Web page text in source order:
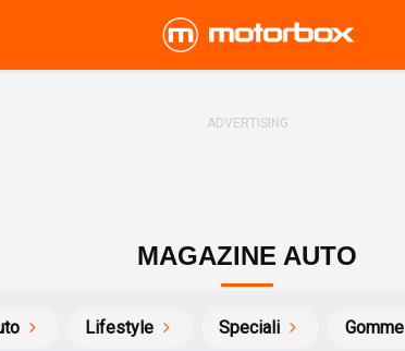
MAGAZINE AUTO
Lifestyle Speciali Gomme